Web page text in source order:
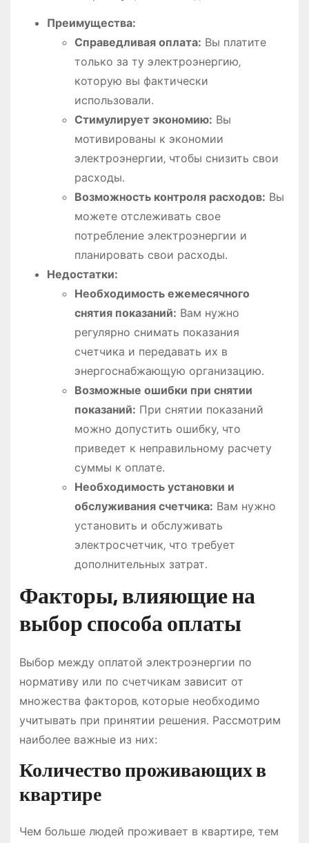
Преимущества:
Справедливая оплата: Вы платите
только за ту электроэнергию‚
которую вы фактически
использовали․
Стимулирует экономию: Вы
мотивированы к экономии
электроэнергии‚ чтобы снизить свои
расходы․
Возможность контроля расходов: Вы
можете отслеживать свое
потребление электроэнергии и
планировать свои расходы․
Недостатки:
Необходимость ежемесячного
снятия показаний: Вам нужно
регулярно снимать показания
счетчика и передавать их в
энергоснабжающую организацию․
Возможные ошибки при снятии
показаний: При снятии показаний
можно допустить ошибку‚ что
приведет к неправильному расчету
суммы к оплате․
Необходимость установки и
обслуживания счетчика: Вам нужно
установить и обслуживать
электросчетчик‚ что требует
дополнительных затрат․
Факторы‚ влияющие на
выбор способа оплаты
Выбор между оплатой электроэнергии по
нормативу или по счетчикам зависит от
множества факторов‚ которые необходимо
учитывать при принятии решения․ Рассмотрим
наиболее важные из них:
Количество проживающих в
квартире
Чем больше людей проживает в квартире‚ тем